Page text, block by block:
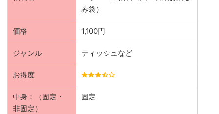
み袋）
価格 1,100円
ジャンル ティッシュなど
お得度
中身：（固定・
非固定）
固定